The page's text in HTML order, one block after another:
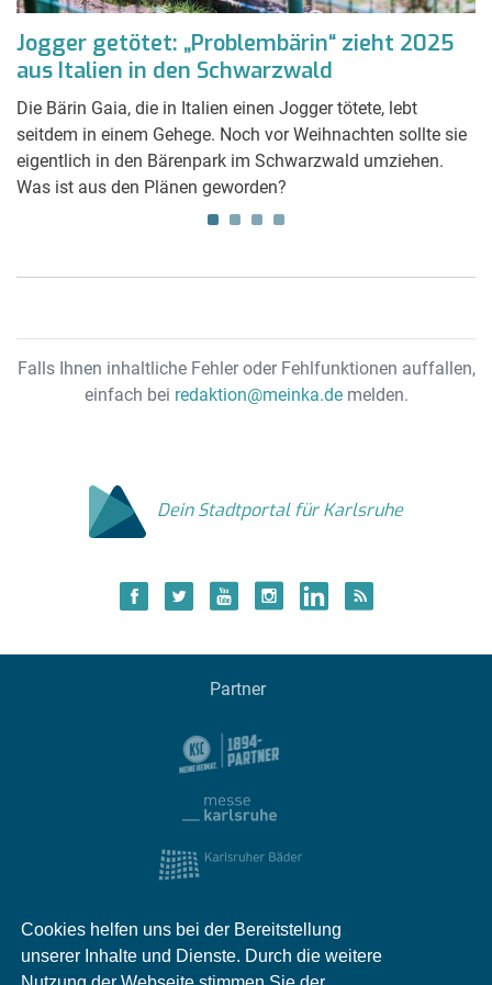
Cookies helfen uns bei der Bereitstellung
unserer Inhalte und Dienste. Durch die weitere
Jogger getötet: „Problembärin“ zieht 2025
aus Italien in den Schwarzwald
Die Bärin Gaia, die in Italien einen Jogger tötete, lebt
seitdem in einem Gehege. Noch vor Weihnachten sollte sie
eigentlich in den Bärenpark im Schwarzwald umziehen.
Was ist aus den Plänen geworden?
Falls Ihnen inhaltliche Fehler oder Fehlfunktionen auffallen,
einfach bei redaktion@meinka.demelden.
Dein Stadtportal für Karlsruhe
Partner